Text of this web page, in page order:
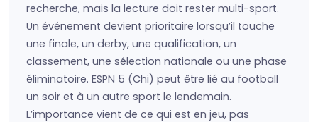
recherche, mais la lecture doit rester multi-sport.
Un événement devient prioritaire lorsqu’il touche
une finale, un derby, une qualification, un
classement, une sélection nationale ou une phase
éliminatoire. ESPN 5 (Chi) peut être lié au football
un soir et à un autre sport le lendemain.
L’importance vient de ce qui est en jeu, pas